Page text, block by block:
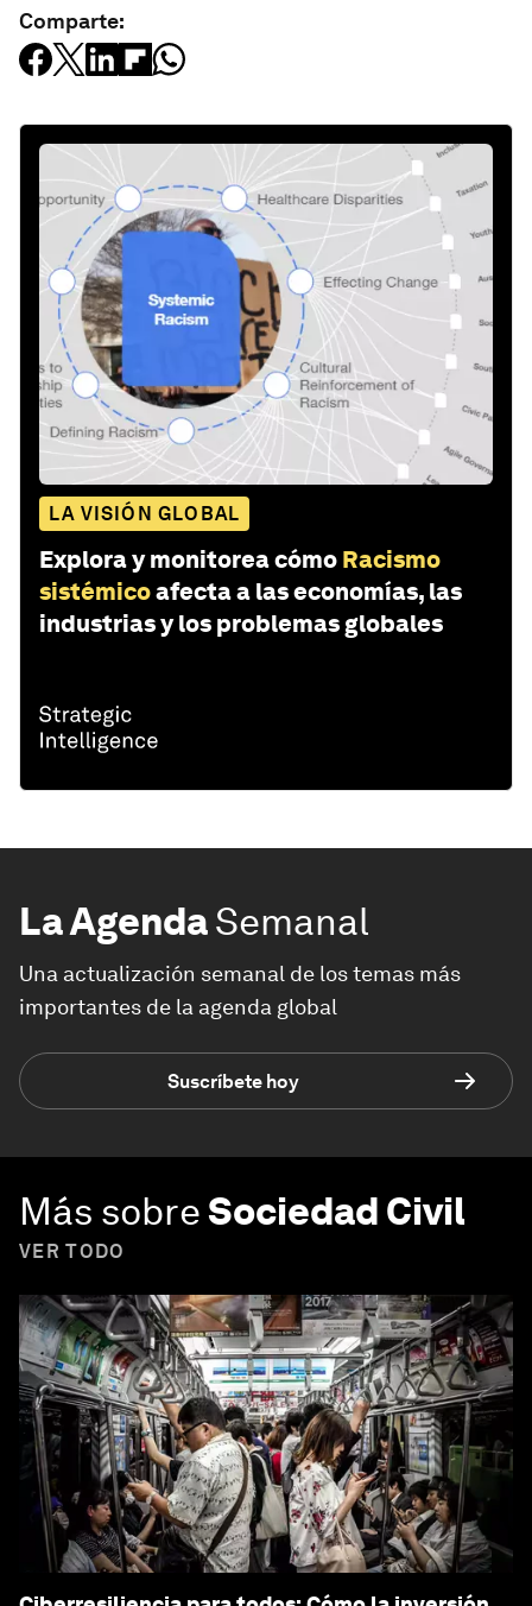
Comparte:
LA VISIÓN GLOBAL
Explora y monitorea cómo Racismo
sistémicoafecta a las economías, las
industrias y los problemas globales
La AgendaSemanal
Una actualización semanal de los temas más
importantes de la agenda global
Suscríbete hoy
Más sobreSociedad Civil
VER TODO